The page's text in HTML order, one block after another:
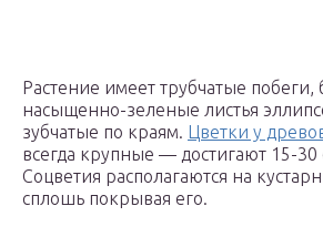
Растение имеет трубчатые
насыщенно-зеленые листья
зубчатые по краям. Цветки у
всегда крупные — достигают 15-30
Соцветия располагаются на
сплошь покрывая его.